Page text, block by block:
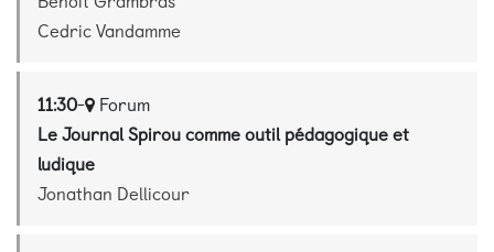
Cedric Vandamme
11:30- Forum
Le Journal Spirou comme outil pédagogique et
ludique
Jonathan Dellicour